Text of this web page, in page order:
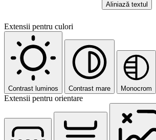
Aliniază textul
Extensii pentru culori
Contrast luminos Contrast mare Monocrom
Extensii pentru orientare